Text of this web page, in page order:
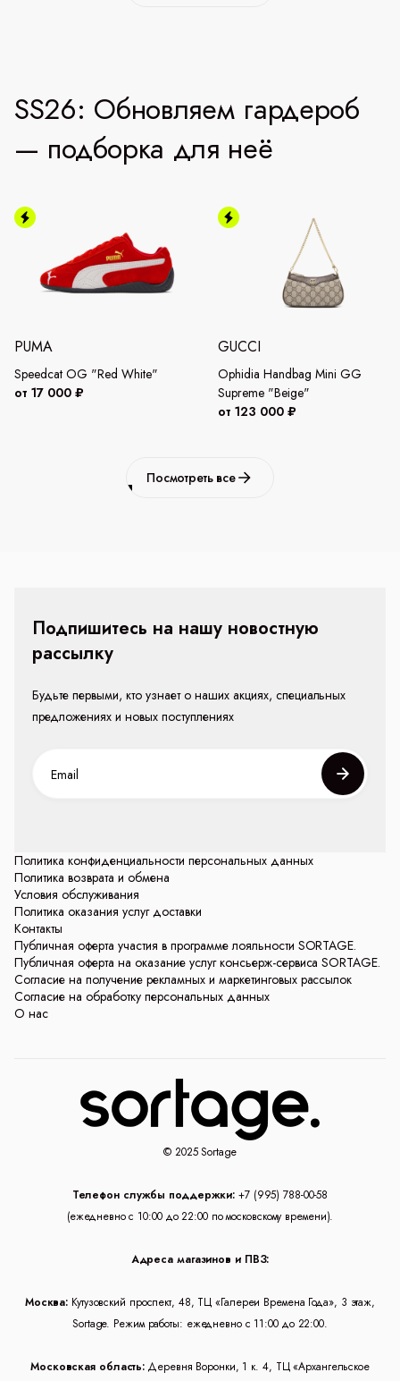
SS26: Обновляем гардероб
— подборка для неё
PUMA
Speedcat OG "Red White"
от 17 000 ₽
GUCCI
Ophidia Handbag Mini GG
Supreme "Beige"
от 123 000 ₽
Посмотреть все
Политика конфиденциальности персональных данных
Политика возврата и обмена
Условия обслуживания
Политика оказания услуг доставки
Контакты
Публичная оферта участия в программе лояльности SORTAGE.
Публичная оферта на оказание услуг консьерж-сервиса SORTAGE.
Согласие на получение рекламных и маркетинговых рассылок
Согласие на обработку персональных данных
О нас
Подпишитесь на нашу новостную
рассылку
Будьте первыми, кто узнает о наших акциях, специальных
предложениях и новых поступлениях
© 2025 Sortage
Телефон службы поддержки: +7 (995) 788-00-58
(ежедневно с 10:00 до 22:00 по московскому времени).
Адреса магазинов и ПВЗ:
Москва: Кутузовский проспект, 48, ТЦ «Галереи Времена Года», 3 этаж,
Sortage. Режим работы: ежедневно с 11:00 до 22:00.
Московская область: Деревня Воронки, 1 к. 4, ТЦ «Архангельское